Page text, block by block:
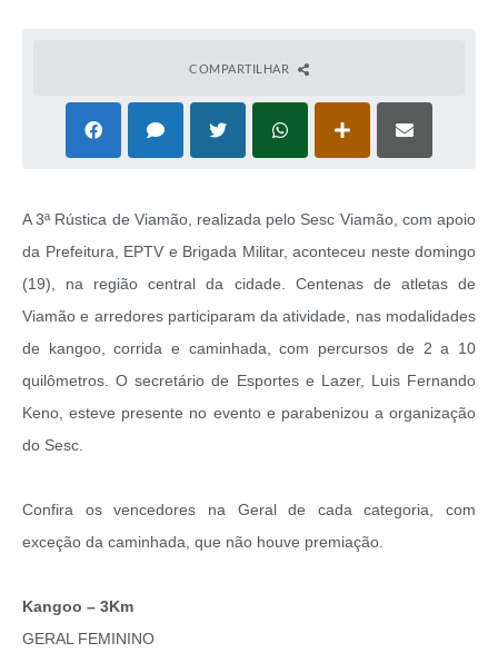
COMPARTILHAR
A 3ª Rústica de Viamão, realizada pelo Sesc Viamão, com apoio
da Prefeitura, EPTV e Brigada Militar, aconteceu neste domingo
(19), na região central da cidade. Centenas de atletas de
Viamão e arredores participaram da atividade, nas modalidades
de kangoo, corrida e caminhada, com percursos de 2 a 10
quilômetros. O secretário de Esportes e Lazer, Luis Fernando
Keno, esteve presente no evento e parabenizou a organização
do Sesc.
Confira os vencedores na Geral de cada categoria, com
exceção da caminhada, que não houve premiação.
Kangoo – 3Km
GERAL FEMININO